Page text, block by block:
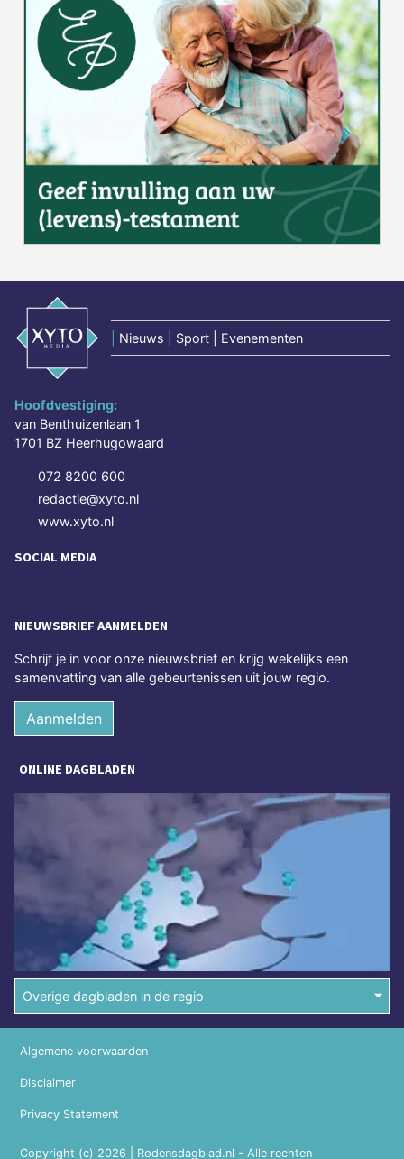
Nieuws | Sport | Evenementen
Hoofdvestiging:
van Benthuizenlaan 1
1701 BZ Heerhugowaard
072 8200 600
redactie@xyto.nl
www.xyto.nl
SOCIAL MEDIA
NIEUWSBRIEF AANMELDEN
Schrijf je in voor onze nieuwsbrief en krijg wekelijks een
samenvatting van alle gebeurtenissen uit jouw regio.
Aanmelden
ONLINE DAGBLADEN
Overige dagbladen in de regio
Copyright (c) 2026 | Rodensdagblad.nl - Alle rechten
Algemene voorwaarden
Disclaimer
Privacy Statement